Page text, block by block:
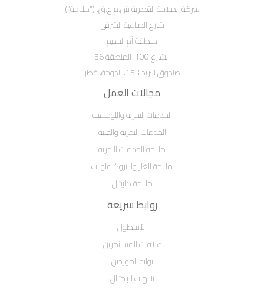
شركة الملاحة القطرية ش.م.ع.ق. ("ملاحة")
شارع الصناعية الشرقي
منطقة أم السنيم
الشارع 100، المنطقة 56
صندوق البريد 153، الدوحة، قطر
مجالات العمل
الخدمات البحرية واللوجستية
الخدمات البحرية والفنية
ملاحة للخدمات البحرية
ملاحة للغاز والبتروكيماويات
ملاحة كابيتال
روابط سريعة
الأسطول
علاقات المستثمرين
بوابة الموردين
تنبيهات الإحتيال